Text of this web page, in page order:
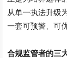
从单一执法升级
一套可预警、可
合规监管者的三